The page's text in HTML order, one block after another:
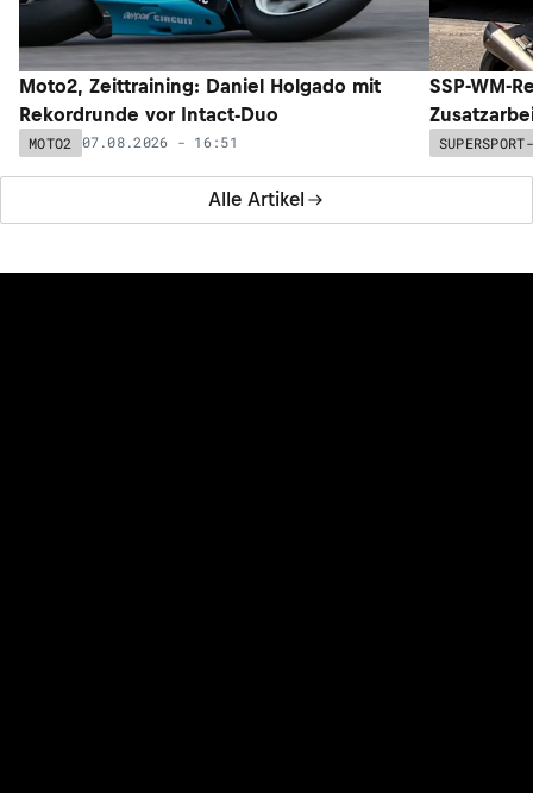
Alle Artikel
Moto2, Zeittraining: Daniel Holgado mit
Rekordrunde vor Intact-Duo
MOTO2 07.08.2026 - 16:51
SSP-WM-
SUPERSPORT-